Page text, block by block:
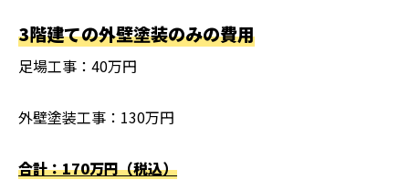
3階建ての外壁塗装のみの費用
足場工事：40万円
外壁塗装工事：130万円
合計：170万円（税込）